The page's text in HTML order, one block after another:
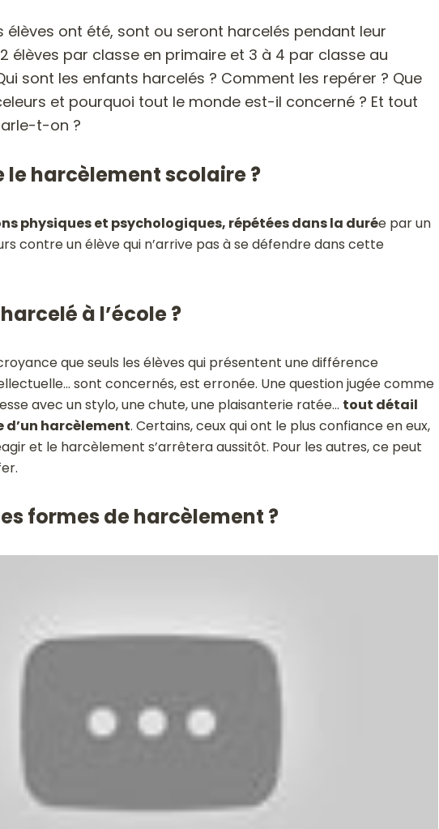
élèves ont été, sont ou seront harcelés pendant leur
élèves par classe en primaire et 3 à 4 par classe au
sont les enfants harcelés ? Comment les repérer ? Que
et pourquoi tout le monde est-il concerné ? Et tout
t-on ?
le harcèlement scolaire ?
physiques et psychologiques, répétées dans la durée par un
contre un élève qui n’arrive pas à se défendre dans cette
à l’école ?
que seuls les élèves qui présentent une différence
sont concernés, est erronée. Une question jugée comme
avec un stylo, une chute, une plaisanterie ratée… tout détail
d’un harcèlement. Certains, ceux qui ont le plus confiance en eux,
et le harcèlement s’arrêtera aussitôt. Pour les autres, ce peut
formes de harcèlement ?